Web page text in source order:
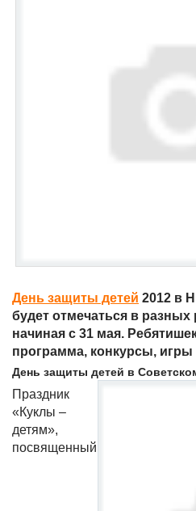
День защиты детей 2012 в
будет отмечаться в разных
начиная с 31 мая.
программа, конкурсы, игры
День защиты детей в
Праздник
«Куклы –
детям»,
посвященный